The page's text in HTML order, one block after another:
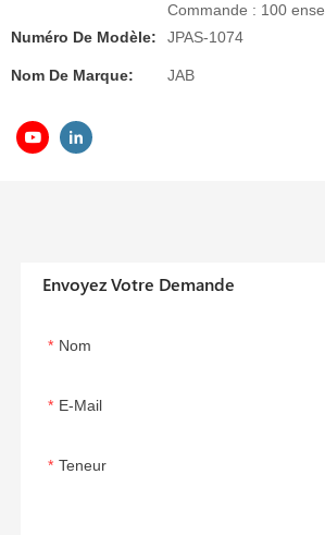
Commande : 100
Numéro De Modèle:
JPAS-1074
Nom De Marque: JAB
Envoyez Votre Demande
Nom
E-Mail
Teneur